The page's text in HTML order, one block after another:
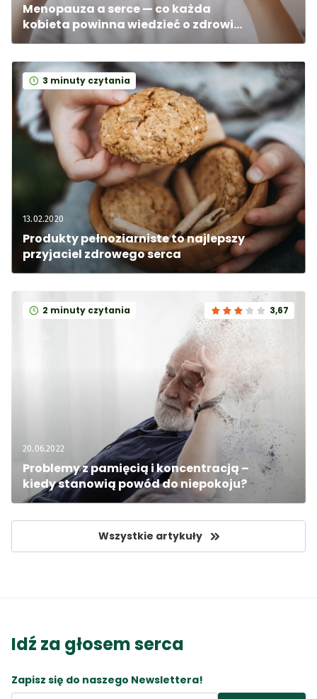
Menopauza a serce — co każda
kobieta powinna wiedzieć o zdrowiu
serca?
13.02.2020
Produkty pełnoziarniste to najlepszy
przyjaciel zdrowego serca
3 minuty czytania
20.06.2022
Problemy z pamięcią i koncentracją –
kiedy stanowią powód do niepokoju?
2 minuty czytania 3,67
Wszystkie artykuły
Idź za głosem serca
Zapisz się do naszego Newslettera!